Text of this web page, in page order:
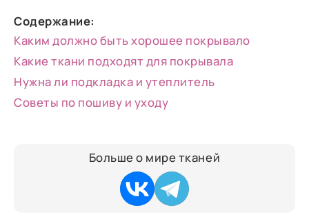
Содержание:
Каким должно быть хорошее покрывало
Какие ткани подходят для покрывала
Нужна ли подкладка и утеплитель
Советы по пошиву и уходу
Больше о мире тканей